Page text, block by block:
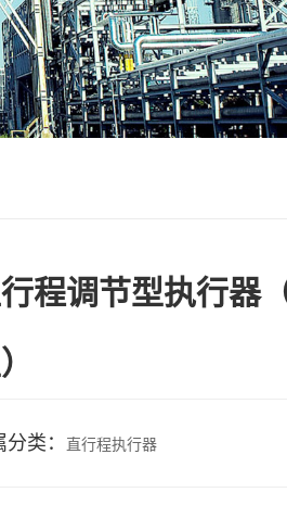
程调节型执行器
类： 直行程执行器